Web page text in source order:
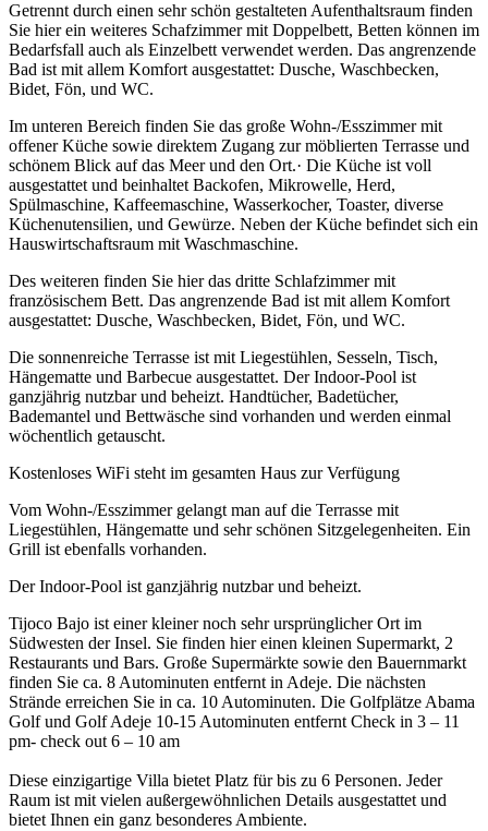
Getrennt durch einen sehr schön gestalteten Aufenthaltsraum finden
Sie hier ein weiteres Schafzimmer mit Doppelbett, Betten können im
Bedarfsfall auch als Einzelbett verwendet werden. Das angrenzende
Bad ist mit allem Komfort ausgestattet: Dusche, Waschbecken,
Bidet, Fön, und WC.
Im unteren Bereich finden Sie das große Wohn-/Esszimmer mit
offener Küche sowie direktem Zugang zur möblierten Terrasse und
schönem Blick auf das Meer und den Ort.· Die Küche ist voll
ausgestattet und beinhaltet Backofen, Mikrowelle, Herd,
Spülmaschine, Kaffeemaschine, Wasserkocher, Toaster, diverse
Küchenutensilien, und Gewürze. Neben der Küche befindet sich ein
Hauswirtschaftsraum mit Waschmaschine.
Des weiteren finden Sie hier das dritte Schlafzimmer mit
französischem Bett. Das angrenzende Bad ist mit allem Komfort
ausgestattet: Dusche, Waschbecken, Bidet, Fön, und WC.
Die sonnenreiche Terrasse ist mit Liegestühlen, Sesseln, Tisch,
Hängematte und Barbecue ausgestattet. Der Indoor-Pool ist
ganzjährig nutzbar und beheizt. Handtücher, Badetücher,
Bademantel und Bettwäsche sind vorhanden und werden einmal
wöchentlich getauscht.
Kostenloses WiFi steht im gesamten Haus zur Verfügung
Vom Wohn-/Esszimmer gelangt man auf die Terrasse mit
Liegestühlen, Hängematte und sehr schönen Sitzgelegenheiten. Ein
Grill ist ebenfalls vorhanden.
Der Indoor-Pool ist ganzjährig nutzbar und beheizt.
Tijoco Bajo ist einer kleiner noch sehr ursprünglicher Ort im
Südwesten der Insel. Sie finden hier einen kleinen Supermarkt, 2
Restaurants und Bars. Große Supermärkte sowie den Bauernmarkt
finden Sie ca. 8 Autominuten entfernt in Adeje. Die nächsten
Strände erreichen Sie in ca. 10 Autominuten. Die Golfplätze Abama
Golf und Golf Adeje 10-15 Autominuten entfernt Check in 3 – 11
pm- check out 6 – 10 am
Diese einzigartige Villa bietet Platz für bis zu 6 Personen. Jeder
Raum ist mit vielen außergewöhnlichen Details ausgestattet und
bietet Ihnen ein ganz besonderes Ambiente.